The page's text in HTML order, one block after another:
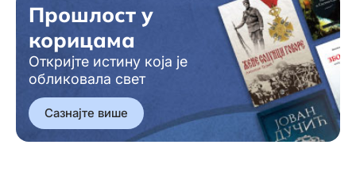
Прошлост у
корицама
Откријте истину која је
обликовала свет
Сазнајте више